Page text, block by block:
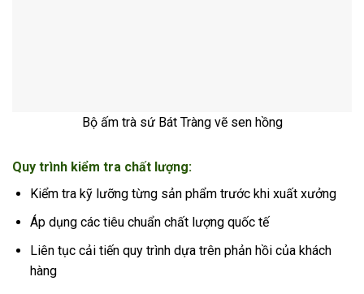
Bộ ấm trà sứ Bát Tràng vẽ sen hồng
Quy trình kiểm tra chất lượng:
Kiểm tra kỹ lưỡng từng sản phẩm trước khi xuất xưởng
Áp dụng các tiêu chuẩn chất lượng quốc tế
Liên tục cải tiến quy trình dựa trên phản hồi của khách
hàng